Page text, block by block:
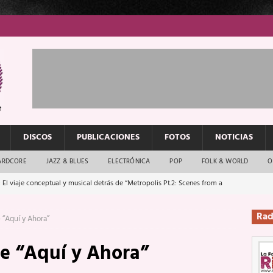
DISCOS PUBLICACIONES FOTOS NOTICIAS
JAZZ & BLUES ELECTRÓNICA POP FOLK & WORLD
El viaje conceptual y musical detrás de “Metropolis Pt.2: Scenes from a
El rock urbano sigue en buenas manos
que van a escucharte te saludan
ENTREVISTAS
y arte que forjaron un mito
y Ahora”
“Aquí y Ahora”